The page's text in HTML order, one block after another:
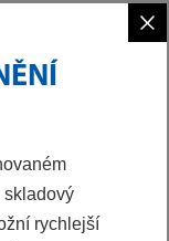
×
skladový
rychlejší